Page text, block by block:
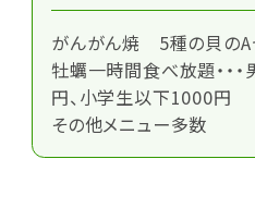
がんがん焼 5種の貝のAセ
牡蠣一時間食べ放題・・
円、小学生以下1000円
その他メニュー多数